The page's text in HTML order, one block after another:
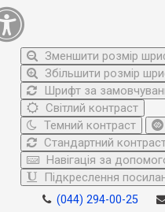
Зменшити розмір
Збільшити розмір
Шрифт за
Світлий контраст
Темний контраст
Стандартний
Навігація за
Підкреслення
(044) 294-00-25